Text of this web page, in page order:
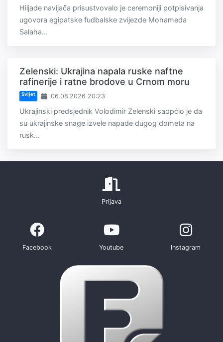
Hiljade navijača prisustvovalo je ceremoniji potpisivanja
ugovora egipatske fudbalske zvijezde Mohameda
Salaha...
Zelenski: Ukrajina napala ruske naftne
rafinerije i ratne brodove u Crnom moru
Svijet 06.08.2026 20:23
Ukrajinski predsjednik Volodimir Zelenski saopćio je da
su ukrajinske snage izvele napade dugog dometa na
rusk...
Prijava
Facebook Youtube Instagram